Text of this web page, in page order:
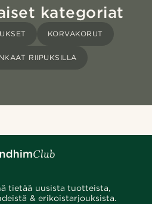
kategoriat
KORVAKORUT
RIIPUKSILLA
tietää uusista tuotteista,
& erikoistarjouksista.